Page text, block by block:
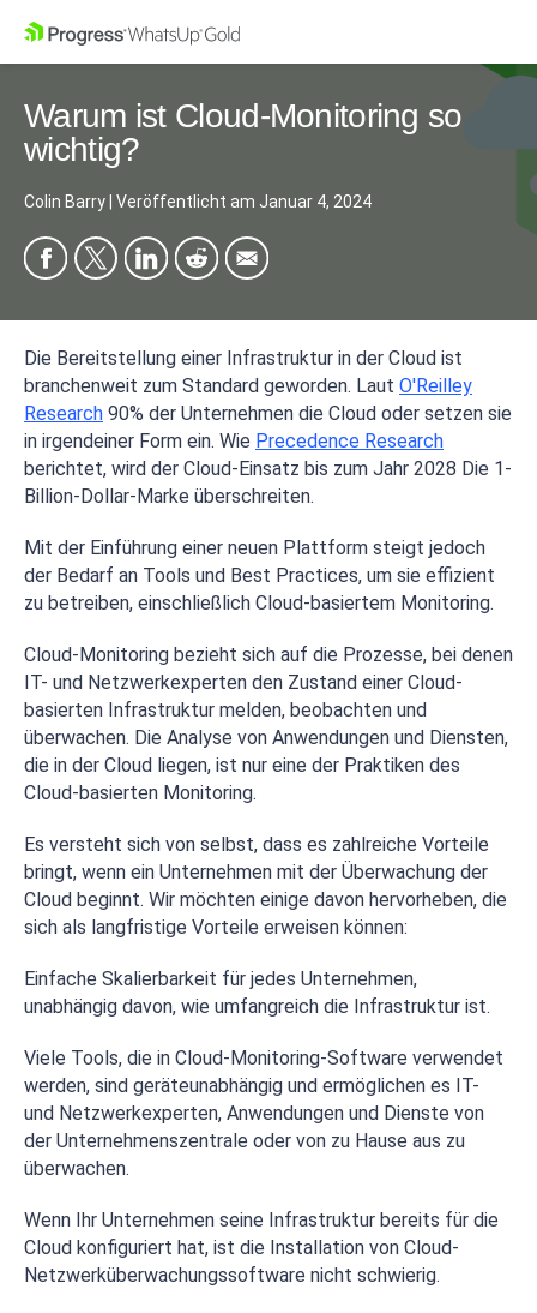
Warum ist Cloud-Monitoring so
wichtig?
Colin Barry Veröffentlicht am Januar 4, 2024
Die Bereitstellung einer Infrastruktur in der Cloud ist
branchenweit zum Standard geworden. Laut O'Reilley
Research 90% der Unternehmen die Cloud oder setzen sie
in irgendeiner Form ein. Wie Precedence Research
berichtet, wird der Cloud-Einsatz bis zum Jahr 2028 Die 1-
Billion-Dollar-Marke überschreiten.
Mit der Einführung einer neuen Plattform steigt jedoch
der Bedarf an Tools und Best Practices, um sie effizient
zu betreiben, einschließlich Cloud-basiertem Monitoring.
Cloud-Monitoring bezieht sich auf die Prozesse, bei denen
IT- und Netzwerkexperten den Zustand einer Cloud-
basierten Infrastruktur melden, beobachten und
überwachen. Die Analyse von Anwendungen und Diensten,
die in der Cloud liegen, ist nur eine der Praktiken des
Cloud-basierten Monitoring.
Es versteht sich von selbst, dass es zahlreiche Vorteile
bringt, wenn ein Unternehmen mit der Überwachung der
Cloud beginnt. Wir möchten einige davon hervorheben, die
sich als langfristige Vorteile erweisen können:
Einfache Skalierbarkeit für jedes Unternehmen,
unabhängig davon, wie umfangreich die Infrastruktur ist.
Viele Tools, die in Cloud-Monitoring-Software verwendet
werden, sind geräteunabhängig und ermöglichen es IT-
und Netzwerkexperten, Anwendungen und Dienste von
der Unternehmenszentrale oder von zu Hause aus zu
überwachen.
Wenn Ihr Unternehmen seine Infrastruktur bereits für die
Cloud konfiguriert hat, ist die Installation von Cloud-
Netzwerküberwachungssoftware nicht schwierig.